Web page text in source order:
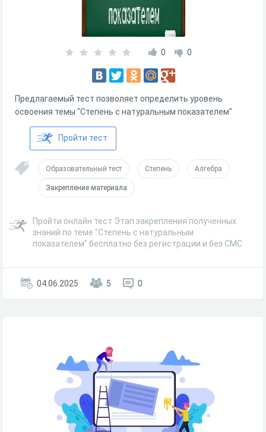
0 0
Предлагаемый тест позволяет определить уровень
освоения темы "Степень с натуральным показателем"
Пройти тест
Образовательный тест Степень Алгебра
Закрепление материала
Пройти онлайн тест Этап закрепления полученных
знаний по теме "Степень с натуральным
показателем" бесплатно без регистрации и без СМС
04.06.2025 5 0